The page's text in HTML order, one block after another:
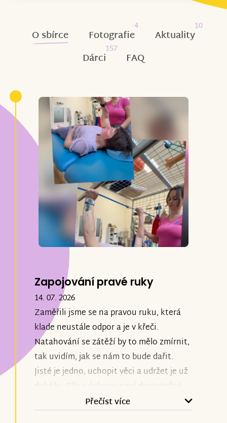
O sbírce Fotografie
4
Aktuality
10
Dárci
157
FAQ
Zapojování pravé ruky
14. 07. 2026
Zaměřili jsme se na pravou ruku, která
klade neustále odpor a je v křeči.
Natahování se zátěží by to mělo zmírnit,
tak uvidím, jak se nám to bude dařit.
Jisté je jedno, uchopit věci a udržet je už
dokážu. Síla v úchopu není dostatečná,
ale vše chce čas a vytrvat!
Přečíst více